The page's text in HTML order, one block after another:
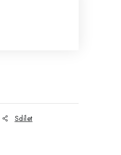
Sdílet